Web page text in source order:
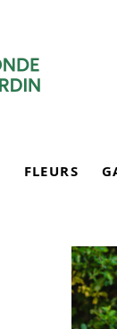
FLEURS